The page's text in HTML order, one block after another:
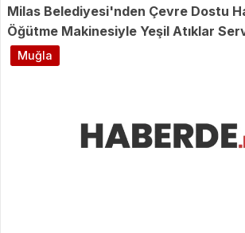
Milas Belediyesi'nden Çevre Dostu
Öğütme Makinesiyle Yeşil Atıklar
Muğla